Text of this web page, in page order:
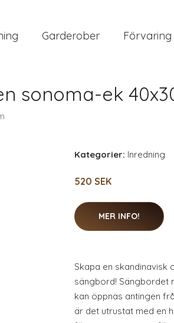
Garderober Förvaring
sonoma-ek
Kategorier: Inredning
520 SEK
MER INFO!
Skapa en skandinavisk
sängbord! Sängbordet
kan öppnas antingen
är det utrustat med en